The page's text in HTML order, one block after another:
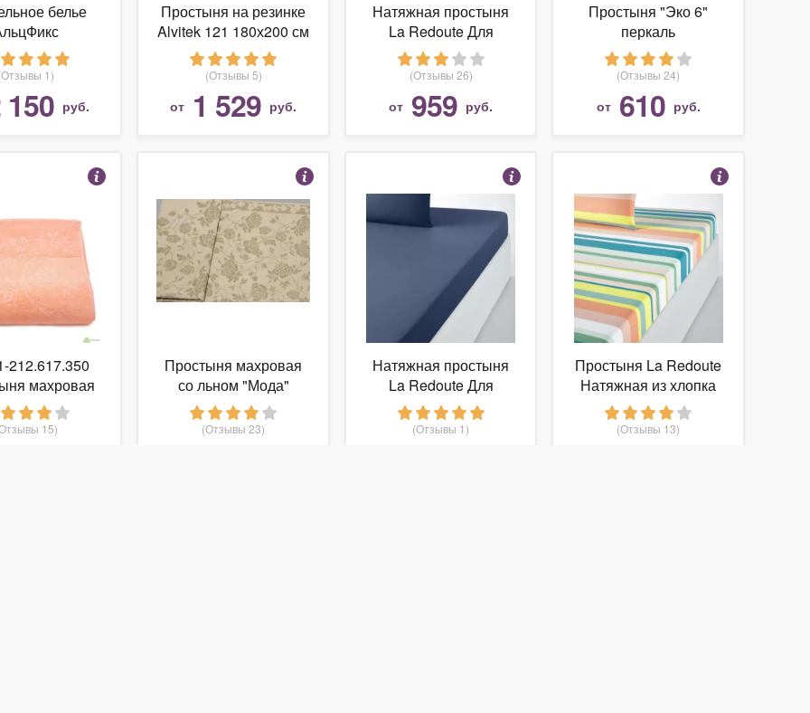
белье
на резинках
90х200
1)
150 руб.
Простыня на резинке
Alvitek 121 180х200 см
(Отзывы 5)
от 1 529 руб.
Натяжная простыня
La Redoute Для
стандартных
матрасов 80 x 200 см
синий
(Отзывы 26)
от 959 руб.
Простыня "Эко 6"
перкаль
(Отзывы 24)
от 610 руб.
махровая
(персиковый)
15)
Простыня махровая
со льном "Мода"
208х150см
(Отзывы 23)
Натяжная простыня
La Redoute Для
стандартных
матрасов 80 x 190 см
(Отзывы 1)
Простыня La Redoute
Натяжная из хлопка
Paraiso 140 x 190 см
другие
(Отзывы 13)